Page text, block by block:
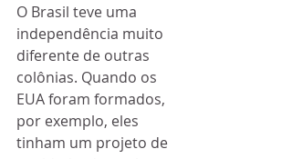
O Brasil teve uma
independência muito
diferente de outras
colônias. Quando os
EUA foram formados,
por exemplo, eles
tinham um projeto de